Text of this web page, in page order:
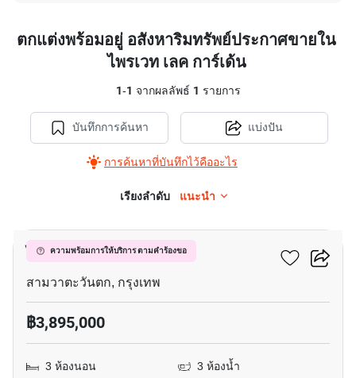
ตกแต่งพร้อมอยู่ อสังหาริมทรัพย์ประกาศขายใน
ไพรเวท เลค การ์เด้น
1-1 จากผลลัพธ์ 1 รายการ
บันทึกการค้นหา
การค้นหาที่บันทึกไว้คืออะไร
แบ่งปัน
เรียงลำดับ แนะนำ
ความพร้อมการให้บริการ ตามคำร้องขอ
ไพรเวท เลค การ์เด้น
สามวาตะวันตก, กรุงเทพ
฿3,895,000
3 ห้องนอน
3 ห้องน้ำ